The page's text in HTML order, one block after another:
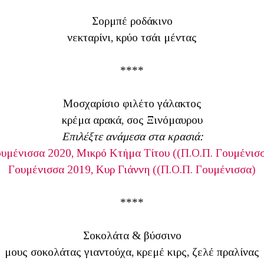
Σορμπέ ροδάκινο
νεκταρίνι, κρύο τσάι μέντας
****
Μοσχαρίσιο φιλέτο γάλακτος
κρέμα αρακά, σος Ξινόμαυρου
Επιλέξτε ανάμεσα στα κρασιά:
2020, Μικρό Κτήμα Τίτου ((Π.Ο.Π.
Γουμένισσα 2019, Κυρ Γιάννη ((Π.Ο.Π. Γουμένισσα)
****
Σοκολάτα & βύσσινο
μους σοκολάτας γιαντούχα, κρεμέ κιρς, ζελέ πραλίνας